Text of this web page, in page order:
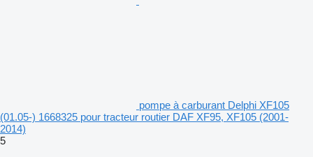
pompe à carburant Delphi XF105
(01.05-) 1668325 pour tracteur routier DAF XF95, XF105 (2001-
2014)
5